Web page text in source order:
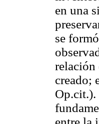
en una
se
relación
creado;
Op.cit.).